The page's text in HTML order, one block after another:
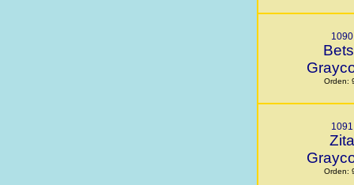
1090
Orden:
1091
Zita
Orden: